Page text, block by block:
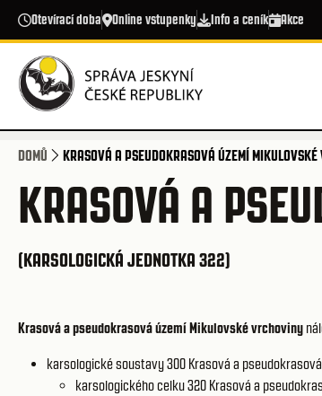
Přejít k hlavnímu obsahu
Otevírací doba Online vstupenky Info a ceník Akce
DOMŮ KRASOVÁ A PSEUDOKRASOVÁ ÚZEMÍ MIKULOVSKÉ
KRASOVÁ A
(KARSOLOGICKÁ JEDNOTKA 322)
Krasová a pseudokrasová území Mikulovské vrchoviny
karsologické soustavy 300 Krasová a
karsologického celku 320 Krasová a